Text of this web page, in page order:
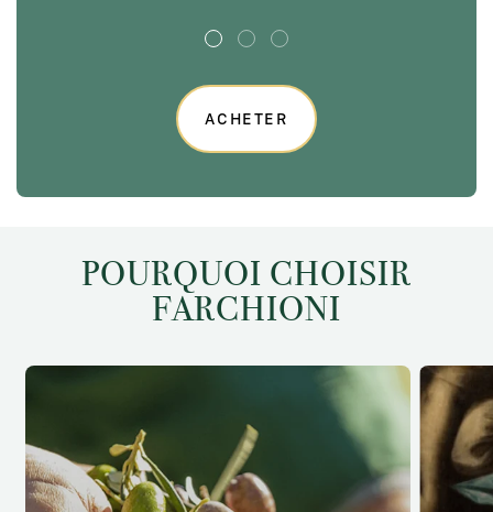
ACHETER
POURQUOI CHOISIR
FARCHIONI